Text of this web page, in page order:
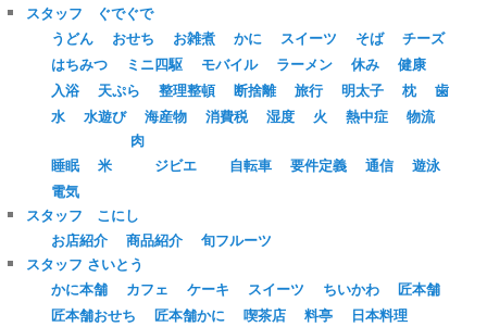
スタッフ ぐでぐで
うどん
おせち お雑煮 かに スイーツ そば
チーズ
はちみつ
ミニ四駆 モバイル ラーメン 休み
健康
入浴
天ぷら 整理整頓 断捨離 旅行 明太子 枕
歯
水
水遊び 海産物 消費税 湿度 火 熱中症 物流
睡眠 米
肉
ジビエ
自転車 要件定義 通信
遊泳
電気
スタッフ こにし
お店紹介
商品紹介
旬フルーツ
スタッフ さいとう
かに本舗
カフェ ケーキ スイーツ ちいかわ
匠本舗
匠本舗おせち
匠本舗かに 喫茶店 料亭
日本料理